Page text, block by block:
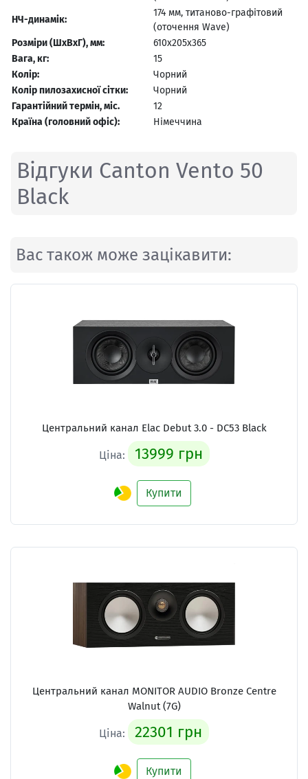
НЧ-динамік:
174 мм, титаново-графітовий
(оточення Wave)
Розміри (ШхВхГ), мм:
610х205х365
Вага, кг:
15
Колір:
Чорний
Колір пилозахисної сітки:
Чорний
Гарантійний термін, міс.
12
Країна (головний офіс):
Німеччина
Відгуки Canton Vento 50
Black
Вас також може зацікавити:
Центральний канал Elac Debut 3.0 - DC53 Black
Ціна: 13999 грн
Купити
Центральний канал MONITOR AUDIO Bronze Centre
Walnut (7G)
Ціна: 22301 грн
Купити